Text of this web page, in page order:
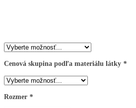
Cenová skupina podľa materiálu látky *
Rozmer *